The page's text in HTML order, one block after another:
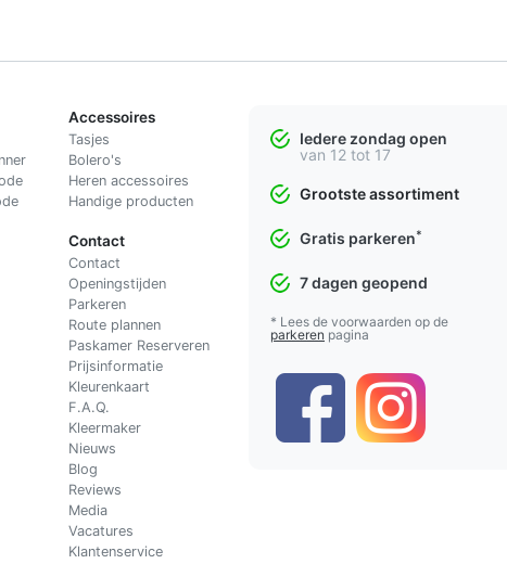
Accessoires
Tasjes
Bolero's
Heren accessoires
Handige producten
Contact
Contact
Openingstijden
Parkeren
Route plannen
Paskamer Reserveren
Prijsinformatie
Kleurenkaart
F.A.Q.
Kleermaker
Nieuws
Blog
Reviews
Media
Vacatures
Klantenservice
Iedere zondag open
van 12 tot 17
Grootste assortiment
Gratis parkeren*
7 dagen geopend
* Lees de voorwaarden op de
parkeren pagina